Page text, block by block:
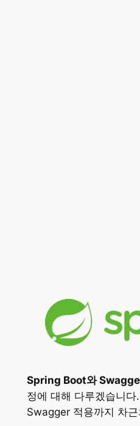
Spring Boot와 Swagge
정에 대해 다루겠습니다
Swagger 적용까지 차